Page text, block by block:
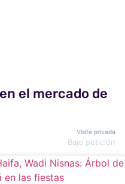
el mercado de
Visita privada
Bajo petición